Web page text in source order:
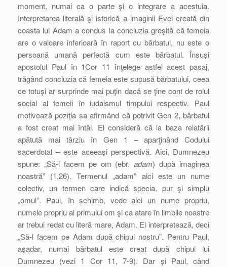
moment, numai ca o parte şi o integrare a acestuia.
Interpretarea literală şi istorică a imaginii Evei creată din
coasta lui Adam a condus la concluzia greşită că femeia
are o valoare inferioară în raport cu bărbatul, nu este o
persoană umană perfectă cum este bărbatul. Însuşi
apostolul Paul în 1Cor 11 înţelege astfel acest pasaj,
trăgând concluzia că femeia este supusă bărbatului, ceea
ce totuşi ar surprinde mai puţin dacă se ţine cont de rolul
social al femeii în iudaismul timpului respectiv. Paul
motivează poziţia sa afirmând că potrivit Gen 2, bărbatul
a fost creat mai întâi. El consideră că la baza relatării
apătută mai târziu în Gen 1 – aparţinând Codului
sacerdotal – este aceeaşi perspectivă. Aici, Dumnezeu
spune: „Să-l facem pe om (ebr.adam) după imaginea
noastră” (1,26). Termenul „adam” aici este un nume
colectiv, un termen care indică specia, pur şi simplu
„omul”. Paul, în schimb, vede aici un nume propriu,
numele propriu al primului om şi ca atare în limbile noastre
ar trebui redat cu literă mare, Adam. El interpretează, deci
„Să-l facem pe Adam după chipul nostru”. Pentru Paul,
aşadar, numai bărbatul este creat după chipul lui
Dumnezeu (vezi 1 Cor 11, 7-9). Dar şi Paul, când